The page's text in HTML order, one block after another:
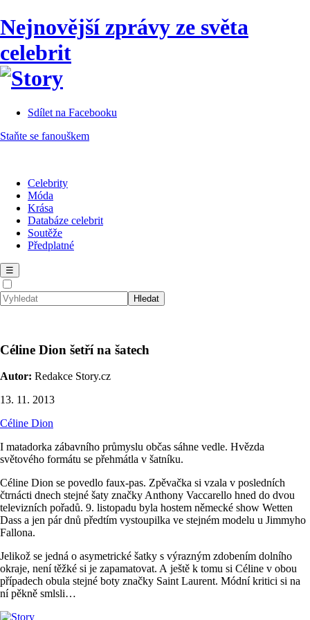
Nejnovější zprávy ze světa
celebrit
Sdílet na Facebooku
Staňte se fanouškem
Celebrity
Móda
Krása
Databáze celebrit
Soutěže
Předplatné
☰
Céline Dion šetří na šatech
Autor: Redakce Story.cz
13. 11. 2013
Céline Dion
I matadorka zábavního průmyslu občas sáhne vedle. Hvězda
světového formátu se přehmátla v šatníku.
Céline Dion se povedlo faux-pas. Zpěvačka si vzala v posledních
čtrnácti dnech stejné šaty značky Anthony Vaccarello hned do dvou
televizních pořadů. 9. listopadu byla hostem německé show Wetten
Dass a jen pár dnů předtím vystoupilka ve stejném modelu u Jimmyho
Fallona.
Jelikož se jedná o asymetrické šatky s výrazným zdobením dolního
okraje, není těžké si je zapamatovat. A ještě k tomu si Céline v obou
případech obula stejné boty značky Saint Laurent. Módní kritici si na
ní pěkně smlsli…